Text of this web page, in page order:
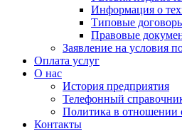
Информация о
Типовые
Правовые
Заявление на условия
Оплата услуг
О нас
История предприятия
Телефонный
Политика в отношении
Контакты